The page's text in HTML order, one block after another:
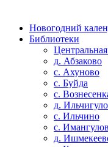
Новогодний
Библиотеки
д. Абзаково
с. Ахуново
с. Буйда
с.
д.
с. Ильчино
с.
д.